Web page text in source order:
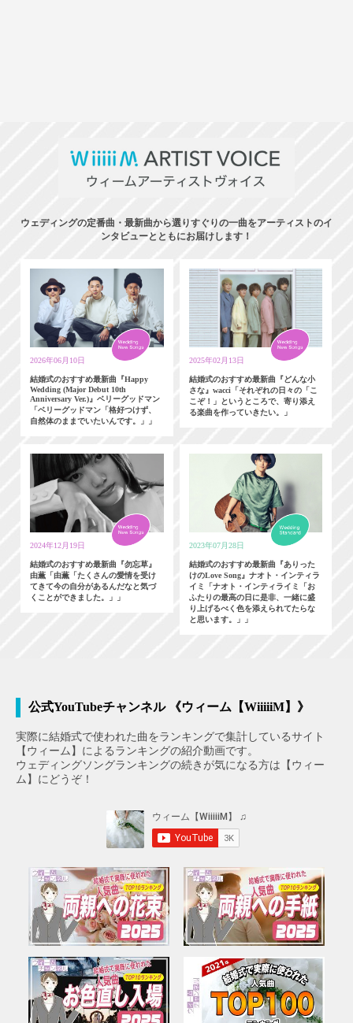
ウェディングの定番曲・最新曲から選りすぐりの一曲をアーティストのイ
ンタビューとともにお届けします！
2026年06月10日
結婚式のおすすめ最新曲『Happy
Wedding (Major Debut 10th
Anniversary Ver.)』ベリーグッドマン
「ベリーグッドマン「格好つけず、
自然体のままでいたいんです。」」
2025年02月13日
結婚式のおすすめ最新曲『どんな小
さな』wacci「それぞれの日々の「こ
こぞ！」というところで、寄り添え
る楽曲を作っていきたい。」
2024年12月19日
結婚式のおすすめ最新曲『勿忘草』
由薫「由薫「たくさんの愛情を受け
てきて今の自分があるんだなと気づ
くことができました。」」
2023年07月28日
結婚式のおすすめ最新曲『ありった
けのLove Song』ナオト・インティラ
イミ「ナオト・インティライミ「お
ふたりの最高の日に是非、一緒に盛
り上げるべく色を添えられてたらな
と思います。」」
公式YouTubeチャンネル 《ウィーム【WiiiiiM】》
実際に結婚式で使われた曲をランキングで集計しているサイト
【ウィーム】によるランキングの紹介動画です。
ウェディングソングランキングの続きが気になる方は【ウィー
ム】にどうぞ！